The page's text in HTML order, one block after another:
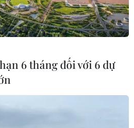
6 tháng đối với 6 dự